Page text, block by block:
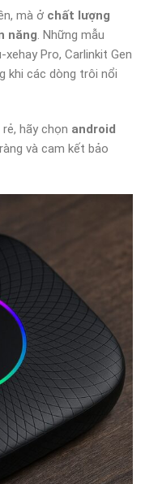
mà ở chất lượng
năng. Những mẫu
xehay Pro, Carlinkit Gen
khi các dòng trôi nổi
hãy chọn android
và cam kết bảo